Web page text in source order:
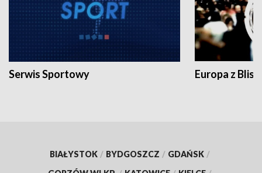
Serwis Sportowy Europa z
BIAŁYSTOK / BYDGOSZCZ / GDAŃSK /